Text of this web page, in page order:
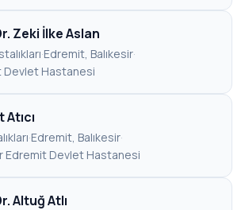
Zeki İlke Aslan
·Edremit, Balıkesir·
Devlet Hastanesi
Atıcı
·Edremit, Balıkesir·
Edremit Devlet Hastanesi
Altuğ Atlı